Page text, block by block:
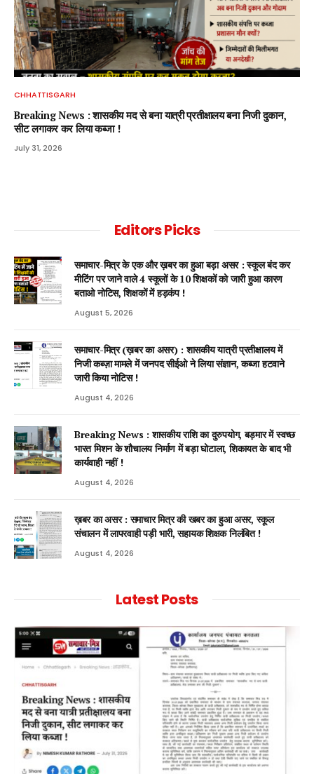
CHHATTISGARH
Breaking News : शासकीय मद से बना यात्री प्रतीक्षालय बना निजी दुकान,
सीट लगाकर कर लिया कब्जा !
July 31, 2026
Editors Picks
समाचार-मित्र के एक और ख़बर का हुआ बड़ा असर : स्कूल बंद कर
मीटिंग पर जाने वाले 4 स्कूलों के 10 शिक्षकों को जारी हुआ कारण
बताओ नोटिस, शिक्षकों में हड़कंप !
August 5, 2026
समाचार-मित्र (ख़बर का असर) : शासकीय यात्री प्रतीक्षालय में
निजी कब्ज़ा मामले में जनपद सीईओ ने लिया संज्ञान, कब्जा हटवाने
जारी किया नोटिस !
August 4, 2026
Breaking News : शासकीय राशि का दुरुपयोग, बड़मार में स्वच्छ
भारत मिशन के शौचालय निर्माण में बड़ा घोटाला, शिकायत के बाद भी
कार्यवाही नहीं !
August 4, 2026
ख़बर का असर : समाचार मित्र की खबर का हुआ असर, स्कूल
संचालन में लापरवाही पड़ी भारी, सहायक शिक्षक निलंबित !
August 4, 2026
Latest Posts